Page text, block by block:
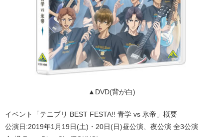
▲DVD(背が白)
イベント「テニプリ BEST FESTA!! 青学 vs 氷帝」概要
公演日:2019年1月19日(土)・20日(日)昼公演、夜公演 全3公演